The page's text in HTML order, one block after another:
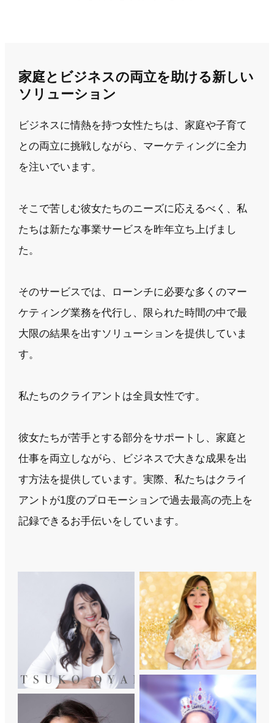
家庭とビジネスの両立を助ける新しい
ソリューション
ビジネスに情熱を持つ女性たちは、家庭や子育て
との両立に挑戦しながら、マーケティングに全力
を注いでいます。
そこで苦しむ彼女たちのニーズに応えるべく、私
たちは新たな事業サービスを昨年立ち上げまし
た。
そのサービスでは、ローンチに必要な多くのマー
ケティング業務を代行し、限られた時間の中で最
大限の結果を出すソリューションを提供していま
す。
私たちのクライアントは全員女性です。
彼女たちが苦手とする部分をサポートし、家庭と
仕事を両立しながら、ビジネスで大きな成果を出
す方法を提供しています。実際、私たちはクライ
アントが1度のプロモーションで過去最高の売上を
記録できるお手伝いをしています。